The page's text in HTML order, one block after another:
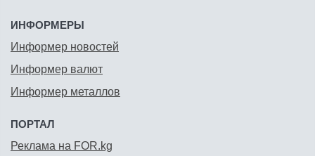
ИНФОРМЕРЫ
Информер новостей
Информер валют
Информер металлов
ПОРТАЛ
Реклама на FOR.kg